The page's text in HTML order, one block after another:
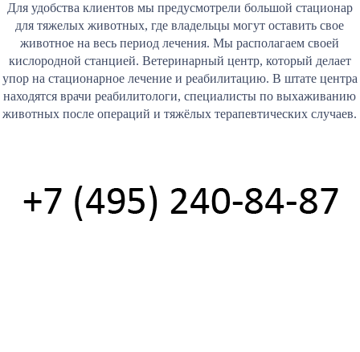
Для удобства клиентов мы предусмотрели большой стационар
для тяжелых животных, где владельцы могут оставить свое
животное на весь период лечения. Мы располагаем своей
кислородной станцией. Ветеринарный центр, который делает
упор на стационарное лечение и реабилитацию. В штате центра
находятся врачи реабилитологи, специалисты по выхаживанию
животных после операций и тяжёлых терапевтических случаев.